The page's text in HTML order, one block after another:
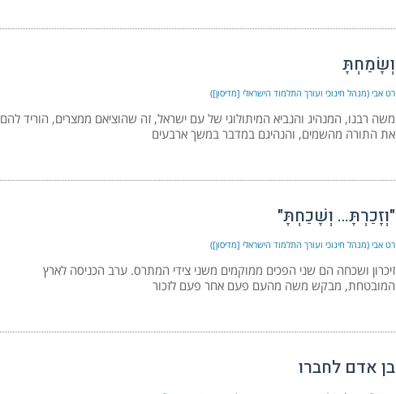
וְשָׂמַחְתָּ
רט אבי (מנהל חינוכי ועורך התלמוד הישראלי [מדיסון])
משה רבנו, המנהיג והנביא המיתולוגי של עם ישראל, זה שהוציאם ממצרים, הוריד להם
את התורה מהשמים, והנהיגם במדבר במשך ארבעים
"וְזָכַרְתָּ… וְשָׁכַחְתָּ"
רט אבי (מנהל חינוכי ועורך התלמוד הישראלי [מדיסון])
זיכרון ושכחה הם שני הפכים ממוקמים משני צידי המתרס. ערב הכניסה לארץ
המובטחת, מבקש משה מהעם פעם אחר פעם לזכור
בן אדם לחברו